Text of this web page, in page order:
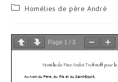
de
la
Post Homélies de père André
Page 1 /3